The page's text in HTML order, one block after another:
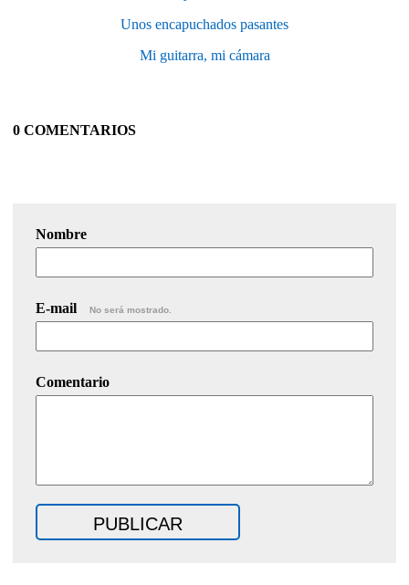
Unos encapuchados pasantes
Mi guitarra, mi cámara
0 COMENTARIOS
Nombre
E-mail No será mostrado.
Comentario